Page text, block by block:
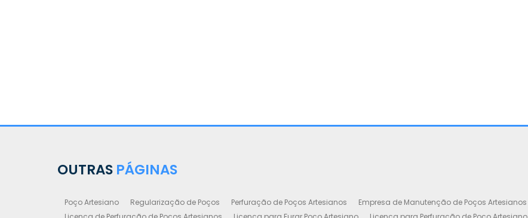
OUTRAS PÁGINAS
Poço Artesiano Regularização de Poços Perfuração de Poços Artesianos Empresa de Manutenção de Poços Artesianos